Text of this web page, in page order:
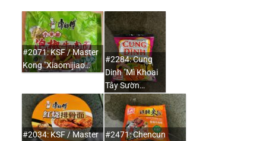
#2071: KSF / Master
Kong "Xiaomijiao…
#2284: Cung
Dinh "Mì Khoai
Tây Sườn…
#2034: KSF / Master
#2471: Chencun